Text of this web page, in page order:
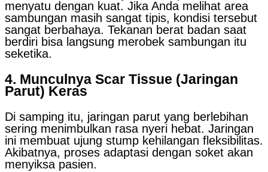
menyatu dengan kuat. Jika Anda melihat area
sambungan masih sangat tipis, kondisi tersebut
sangat berbahaya. Tekanan berat badan saat
berdiri bisa langsung merobek sambungan itu
seketika.
4. Munculnya Scar Tissue (Jaringan
Parut) Keras
Di samping itu, jaringan parut yang berlebihan
sering menimbulkan rasa nyeri hebat. Jaringan
ini membuat ujung stump kehilangan fleksibilitas.
Akibatnya, proses adaptasi dengan soket akan
menyiksa pasien.